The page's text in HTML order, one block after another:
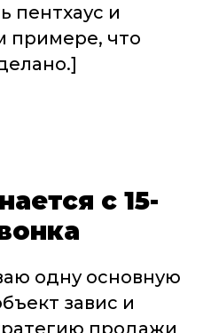
пентхаус и
примере, что
с 15-
одну основную
завис и
продажи